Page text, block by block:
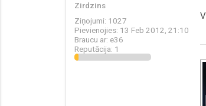
Zirdzins
Ziņojumi: 1027
Pievienojies: 13 Feb 2012, 21:10
Braucu ar: e36
Reputācija: 1